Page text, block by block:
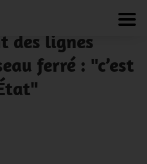
des lignes
ferré : "c’est